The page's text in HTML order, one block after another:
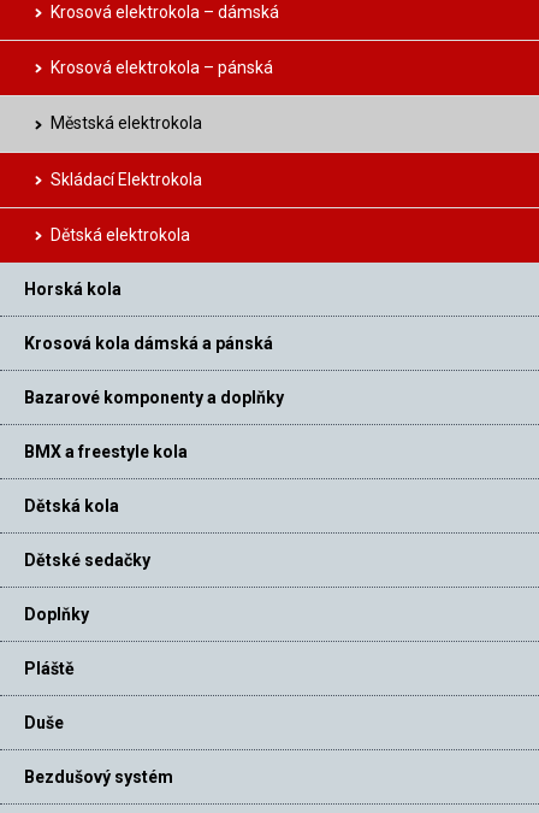
Krosová elektrokola – dámská
Krosová elektrokola – pánská
Městská elektrokola
Skládací Elektrokola
Dětská elektrokola
Horská kola
Krosová kola dámská a pánská
Bazarové komponenty a doplňky
BMX a freestyle kola
Dětská kola
Dětské sedačky
Doplňky
Pláště
Duše
Bezdušový systém